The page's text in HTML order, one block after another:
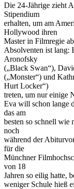
Die 24-Jährige zieht
Stipendium
erhalten, um am
Hollywood ihren
Master in Filmregie
Absolventen ist lang:
Aronofsky
(„Black Swan“),
(„Monster“) und
Hurt Locker“)
treten, um nur einige
Eva will schon lange
das am
besten so schnell wie
noch
während der
für die
Münchner
von 18
Jahren so eilig hatte,
weniger Schule hieß